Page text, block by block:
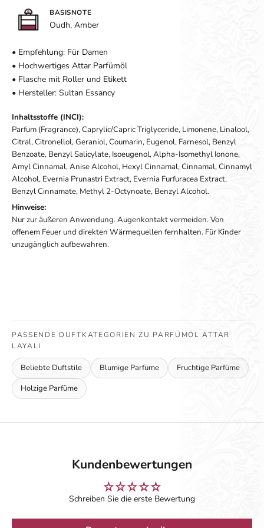
BASISNOTE
Oudh, Amber
• Empfehlung: Für Damen
• Hochwertiges Attar Parfümöl
• Flasche mit Roller und Etikett
• Hersteller: Sultan Essancy
Inhaltsstoffe (INCI):
Parfum (Fragrance), Caprylic/Capric Triglyceride, Limonene, Linalool,
Citral, Citronellol, Geraniol, Coumarin, Eugenol, Farnesol, Benzyl
Benzoate, Benzyl Salicylate, Isoeugenol, Alpha-Isomethyl Ionone,
Amyl Cinnamal, Anise Alcohol, Hexyl Cinnamal, Cinnamal, Cinnamyl
Alcohol, Evernia Prunastri Extract, Evernia Furfuracea Extract,
Benzyl Cinnamate, Methyl 2-Octynoate, Benzyl Alcohol.
Hinweise:
Nur zur äußeren Anwendung. Augenkontakt vermeiden. Von
offenem Feuer und direkten Wärmequellen fernhalten. Für Kinder
unzugänglich aufbewahren.
PASSENDE DUFTKATEGORIEN ZU PARFÜMÖL ATTAR
LAYALI
Beliebte Duftstile Blumige Parfüme
Fruchtige Parfüme
Holzige Parfüme
Kundenbewertungen
Schreiben Sie die erste Bewertung